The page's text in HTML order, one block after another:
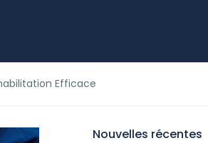
Efficace
Nouvelles récentes